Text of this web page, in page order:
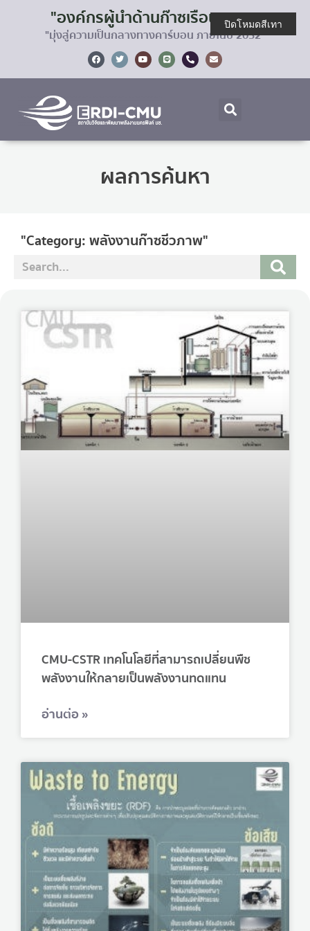
"องค์กรผู้นำด้านก๊าซเรือนกระจก
"มุ่งสู่ความเป็นกลางทางคาร์บอน ภายในปี 2032"
ผลการค้นหา
"Category: พลังงานก๊าซชีวภาพ"
CMU-CSTR เทคโนโลยีที่สามารถเปลี่ยนพืช
พลังงานให้กลายเป็นพลังงานทดแทน
อ่านต่อ »
ปิดโหมดสีเทา